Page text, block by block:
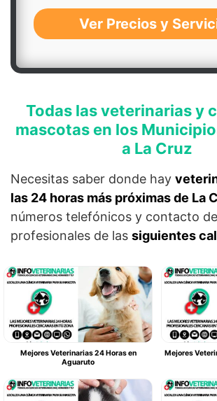
Ver Precios y
Todas las veterinarias y
mascotas en los
a La Cruz
Necesitas saber donde hay
las 24 horas más próximas de La
números telefónicos y contacto
profesionales de las siguientes
Mejores Veterinarias 24 Horas en
Aguaruto
Mejores